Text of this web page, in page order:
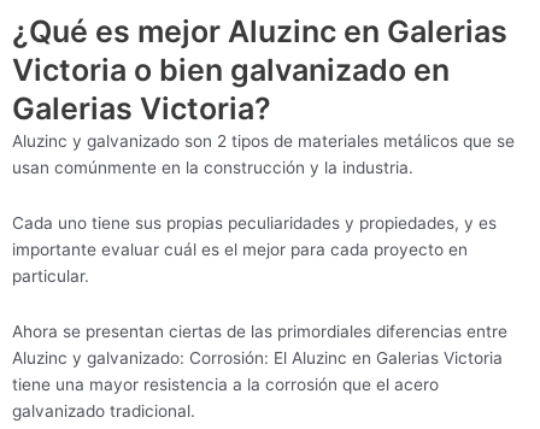
¿Qué es mejor Aluzinc en Galerias
Victoria o bien galvanizado en
Galerias Victoria?
Aluzinc y galvanizado son 2 tipos de materiales metálicos que se
usan comúnmente en la construcción y la industria.
Cada uno tiene sus propias peculiaridades y propiedades, y es
importante evaluar cuál es el mejor para cada proyecto en
particular.
Ahora se presentan ciertas de las primordiales diferencias entre
Aluzinc y galvanizado: Corrosión: El Aluzinc en Galerias Victoria
tiene una mayor resistencia a la corrosión que el acero
galvanizado tradicional.